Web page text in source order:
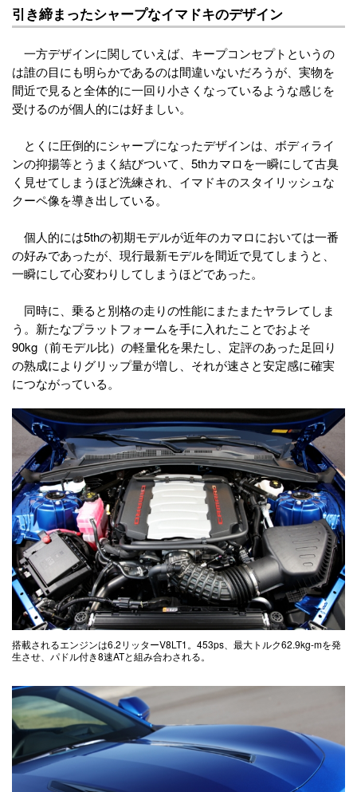
引き締まったシャープなイマドキのデザイン
一方デザインに関していえば、キープコンセプトというの
は誰の目にも明らかであるのは間違いないだろうが、実物を
間近で見ると全体的に一回り小さくなっているような感じを
受けるのが個人的には好ましい。
とくに圧倒的にシャープになったデザインは、ボディライ
ンの抑揚等とうまく結びついて、5thカマロを一瞬にして古臭
く見せてしまうほど洗練され、イマドキのスタイリッシュな
クーペ像を導き出している。
個人的には5thの初期モデルが近年のカマロにおいては一番
の好みであったが、現行最新モデルを間近で見てしまうと、
一瞬にして心変わりしてしまうほどであった。
同時に、乗ると別格の走りの性能にまたまたヤラレてしま
う。新たなプラットフォームを手に入れたことでおよそ
90kg（前モデル比）の軽量化を果たし、定評のあった足回り
の熟成によりグリップ量が増し、それが速さと安定感に確実
につながっている。
搭載されるエンジンは6.2リッターV8LT1。453ps、最大トルク62.9kg-mを発
生させ、パドル付き8速ATと組み合わされる。